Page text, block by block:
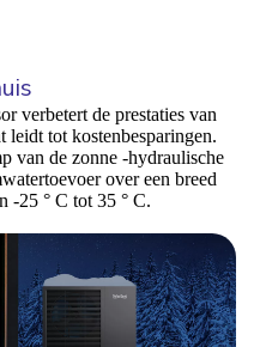
verbetert de prestaties van
tot kostenbesparingen.
van de zonne -hydraulische
over een breed
-25 ° C tot 35 ° C.